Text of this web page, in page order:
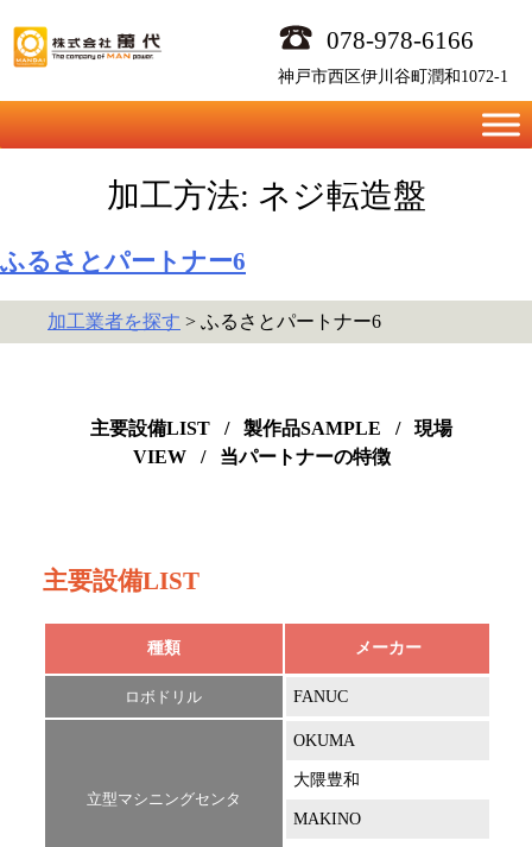
content
078-978-6166
神戸市西区伊川谷町潤和1072-1
加工方法: ネジ転造盤
ふるさとパートナー6
加工業者を探す > ふるさとパートナー6
主要設備LIST / 製作品SAMPLE /
現場
VIEW
/ 当パートナーの特徴
主要設備LIST
種類 メーカー
ロボドリル FANUC
立型マシニングセンタ
OKUMA
大隈豊和
MAKINO